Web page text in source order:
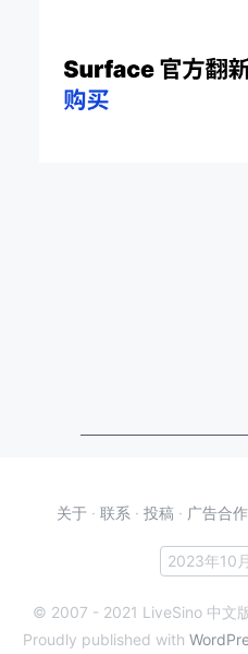
关于 · 联系 · 投稿 · 广告合作
© 2007 - 2021 LiveSino 中文
Proudly published with